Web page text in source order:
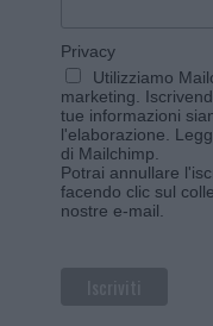
Privacy
Utilizziamo
marketing.
tue informazioni
l'elaborazione.
di Mailchimp
Potrai annullare
facendo clic sul
nostre e-mail.